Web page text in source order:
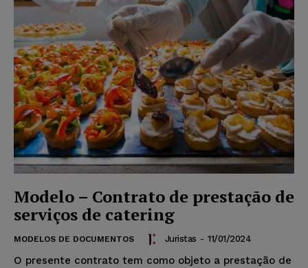
Modelo – Contrato de prestação de
serviços de catering
MODELOS DE DOCUMENTOS Juristas - 11/01/2024
O presente contrato tem como objeto a prestação de